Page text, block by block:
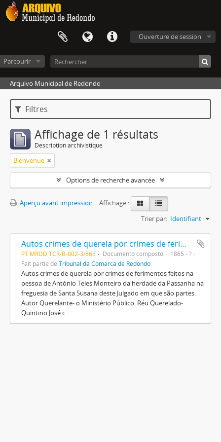
Ouverture de session
Parcourir
Arquivo Municipal de Redondo
Filtres
Affichage de 1 résultats
Description archivistique
Bienvenue
Options de recherche avancée
Aperçu avant impression
Affichage :
Trier par: Identifiant
Autos crimes de querela por crimes de ferimentos
PT MRDD TCR-B-002-3/865 Documento composto
1865 - ?
Fait partie de Tribunal da Comarca de Redondo
Autos crimes de querela por crimes de ferimentos feitos na
pessoa de António Teles Monteiro da herdade da Passanha na
freguesia de Santa Susana deste Julgado em que são partes.
Autor Querelante- o Ministério Público. Réu Querelado-
Quintino José c...